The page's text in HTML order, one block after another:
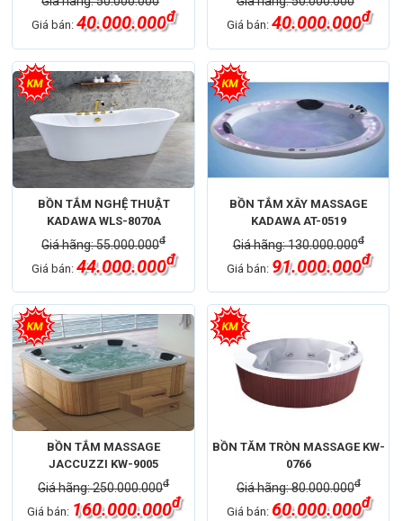
Giá bán:40.000.000đ Giá bán: 40.000.000đ
BỒN TẮM NGHỆ THUẬT
KADAWA WLS-8070A
Giá hãng: 55.000.000đ
Giá bán:44.000.000đ
BỒN TẮM XÂY MASSAGE
KADAWA AT-0519
Giá hãng: 130.000.000đ
Giá bán: 91.000.000đ
BỒN TẮM MASSAGE
JACCUZZI KW-9005
Giá hãng: 250.000.000đ
Giá bán: 160.000.000đ
BỒN TĂM TRÒN MASSAGE KW-
0766
Giá hãng: 80.000.000đ
Giá bán: 60.000.000đ